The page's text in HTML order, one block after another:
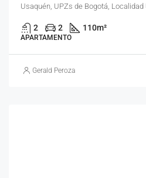
2 2 110m²
APARTAMENTO
Gerald Peroza